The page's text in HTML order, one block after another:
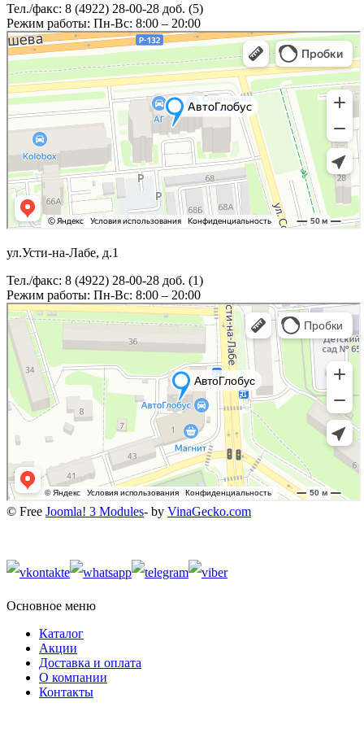
Тел./факс: 8 (4922) 28-00-28 доб. (5)
Режим работы: Пн-Вс: 8:00 – 20:00
ул.Усти-на-Лабе, д.1
Тел./факс: 8 (4922) 28-00-28 доб. (1)
Режим работы: Пн-Вс: 8:00 – 20:00
© Free Joomla! 3 Modules- by VinaGecko.com
Основное меню
Каталог
Акции
Доставка и оплата
О компании
Контакты